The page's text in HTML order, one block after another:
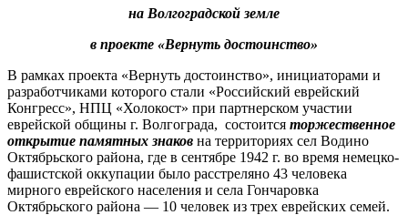
на Волгоградской земле
в проекте «Вернуть достоинство»
В рамках проекта «Вернуть достоинство», инициаторами и
разработчиками которого стали «Российский еврейский
Конгресс», НПЦ «Холокост» при партнерском участии
еврейской общины г. Волгограда, состоится торжественное
открытие памятных знаков на территориях сел Водино
Октябрьского района, где в сентябре 1942 г. во время немецко-
фашистской оккупации было расстреляно 43 человека
мирного еврейского населения и села Гончаровка
Октябрьского района — 10 человек из трех еврейских семей.